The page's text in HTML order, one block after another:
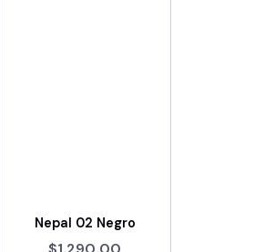
Nepal 02 Negro